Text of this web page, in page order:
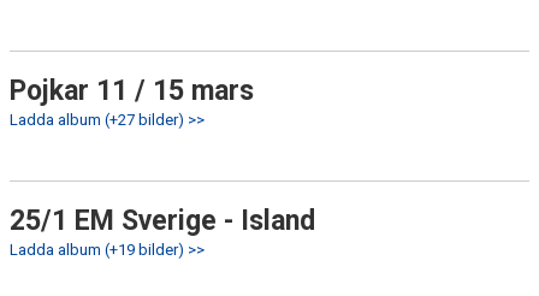
Pojkar 11 / 15 mars
Ladda album (+27 bilder) >>
25/1 EM Sverige - Island
Ladda album (+19 bilder) >>